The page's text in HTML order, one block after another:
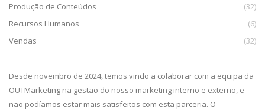
Produção de Conteúdos
(32)
Recursos Humanos
(6)
Vendas
(32)
Desde novembro de 2024, temos vindo a colaborar com a equipa da
OUTMarketing na gestão do nosso marketing interno e externo, e
não podíamos estar mais satisfeitos com esta parceria. O